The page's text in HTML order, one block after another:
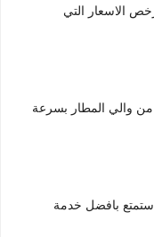
الاسعار التي
والي المطار بسرعة
بافضل خدمة